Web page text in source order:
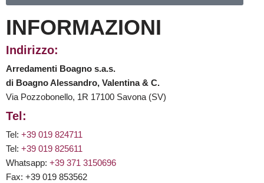
INFORMAZIONI
Indirizzo:
Arredamenti Boagno s.a.s.
di Boagno Alessandro, Valentina & C.
Via Pozzobonello, 1R 17100 Savona (SV)
Tel:
Tel: +39 019 824711
Tel: +39 019 825611
Whatsapp: +39 371 3150696
Fax: +39 019 853562